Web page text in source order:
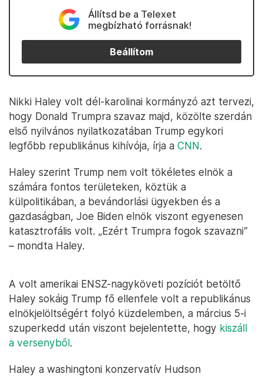
Állítsd be a Telexet
megbízható forrásnak!
Beállítom
Nikki Haley volt dél-karolinai kormányzó azt tervezi,
hogy Donald Trumpra szavaz majd, közölte szerdán
első nyilvános nyilatkozatában Trump egykori
legfőbb republikánus kihívója, írja a CNN.
Haley szerint Trump nem volt tökéletes elnök a
számára fontos területeken, köztük a
külpolitikában, a bevándorlási ügyekben és a
gazdaságban, Joe Biden elnök viszont egyenesen
katasztrofális volt. „Ezért Trumpra fogok szavazni”
– mondta Haley.
A volt amerikai ENSZ-nagyköveti pozíciót betöltő
Haley sokáig Trump fő ellenfele volt a republikánus
elnökjelöltségért folyó küzdelemben, a március 5-i
szuperkedd után viszont bejelentette, hogy kiszáll
a versenyből.
Haley a washingtoni konzervatív Hudson